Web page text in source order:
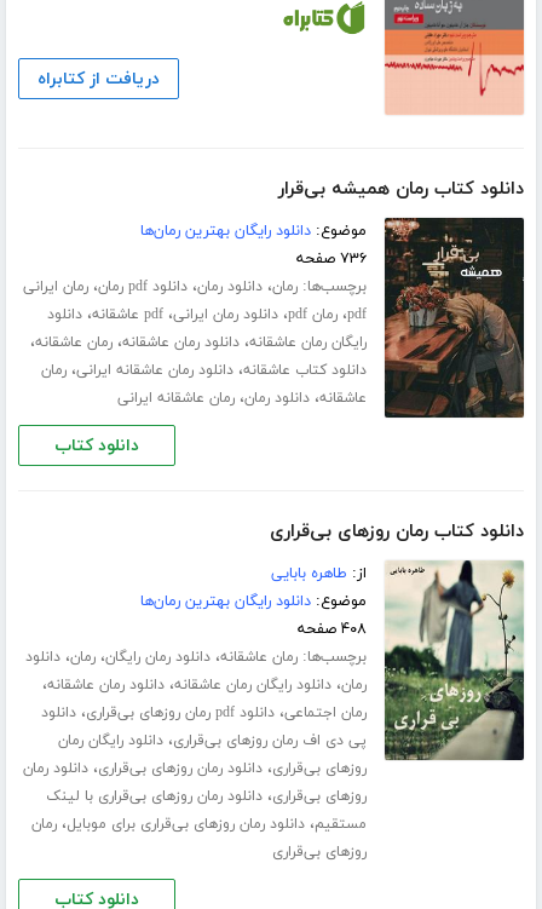
دریافت از کتابراه
دانلود کتاب رمان همیشه بی‌قرار
موضوع:دانلود رایگان بهترین رمان‌ها
۷۳۶ صفحه
برچسب‌ها:رمان،دانلود رمان،دانلود pdf رمان ،رمان ایرانی
pdf،رمان pdf ،دانلود رمان ایرانی،pdf عاشقانه ،دانلود
رایگان رمان عاشقانه،دانلود رمان عاشقانه،رمان عاشقانه،
دانلود کتاب عاشقانه،دانلود رمان عاشقانه ایرانی،رمان
عاشقانه،دانلود رمان،رمان عاشقانه ایرانی
دانلود کتاب
دانلود کتاب رمان روزهای بی‌قراری
از: طاهره بابایی
موضوع:دانلود رایگان بهترین رمان‌ها
۴۰۸ صفحه
برچسب‌ها:رمان عاشقانه،دانلود رمان رایگان،رمان،دانلود
رمان،دانلود رایگان رمان عاشقانه،دانلود رمان عاشقانه،
رمان اجتماعی،دانلود pdf رمان روزهای بی‌قراری ،دانلود
پی دی اف رمان روزهای بی‌قراری،دانلود رایگان رمان
روزهای بی‌قراری،دانلود رمان روزهای بی‌قراری،دانلود رمان
روزهای بی‌قراری،دانلود رمان روزهای بی‌قراری با لینک
مستقیم،دانلود رمان روزهای بی‌قراری برای موبایل،رمان
روزهای بی‌قراری
دانلود کتاب